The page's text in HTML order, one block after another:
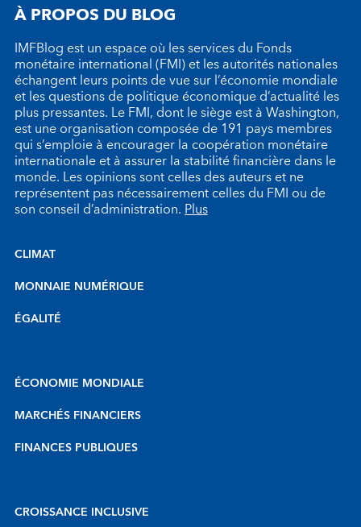
À PROPOS DU BLOG
IMFBlog est un espace où les services du Fonds
monétaire international (FMI) et les autorités nationales
échangent leurs points de vue sur l’économie mondiale
et les questions de politique économique d’actualité les
plus pressantes. Le FMI, dont le siège est à Washington,
est une organisation composée de 191 pays membres
qui s’emploie à encourager la coopération monétaire
internationale et à assurer la stabilité financière dans le
monde. Les opinions sont celles des auteurs et ne
représentent pas nécessairement celles du FMI ou de
son conseil d’administration.Plus
CLIMAT
MONNAIE NUMÉRIQUE
ÉGALITÉ
ÉCONOMIE MONDIALE
MARCHÉS FINANCIERS
FINANCES PUBLIQUES
CROISSANCE INCLUSIVE